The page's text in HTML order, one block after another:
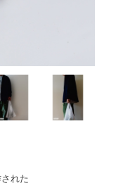
れた